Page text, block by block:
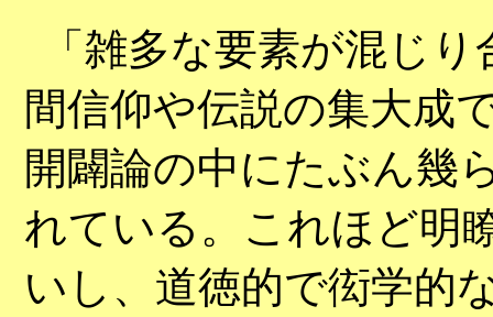
「雑多な要素が混じ
間信仰や伝説の集大成
開闢論の中にたぶん幾
れている。これほど明
いし、道徳的で衒学的